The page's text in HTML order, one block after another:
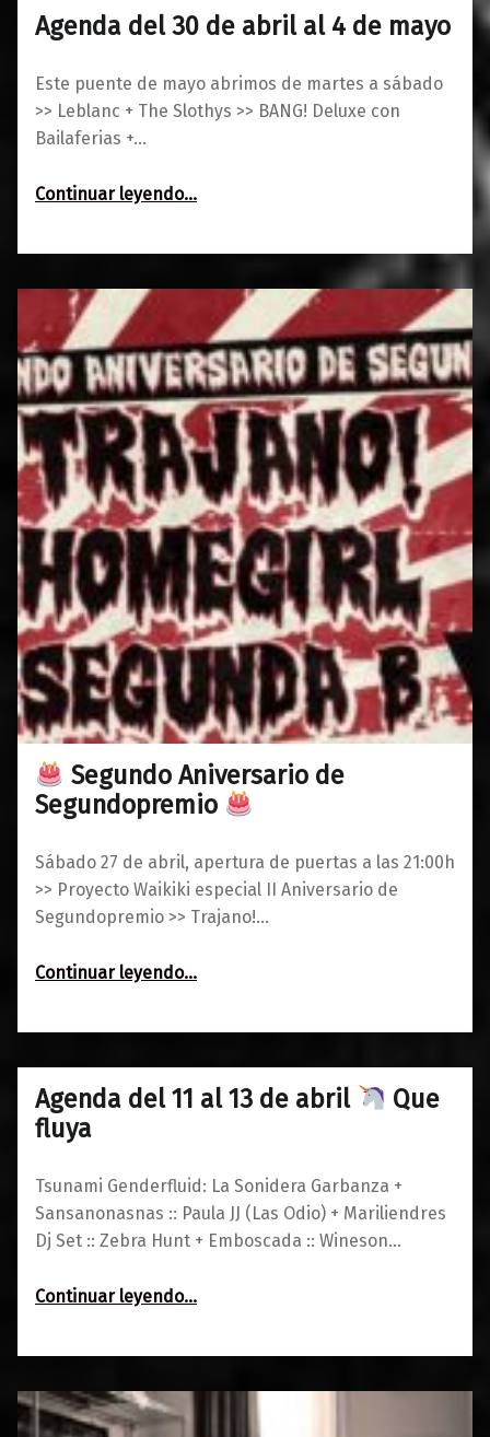
Agenda del 30 de abril al 4 de mayo
Este puente de mayo abrimos de martes a sábado
>> Leblanc + The Slothys >> BANG! Deluxe con
Bailaferias +…
Continuar leyendo“Agenda del 30 de abril al 4 de mayo”
…
30/04/20190
Maravillas
Segundo Aniversario de
Segundopremio
Sábado 27 de abril, apertura de puertas a las 21:00h
>> Proyecto Waikiki especial II Aniversario de
Segundopremio >> Trajano!…
Continuar leyendoSegundo Aniversario de Segundopremio
…
21/04/2019
0
Maravillas
Agenda del 11 al 13 de abril
Que
fluya
Tsunami Genderfluid: La Sonidera Garbanza +
Sansanonasnas :: Paula JJ (Las Odio) + Mariliendres
Dj Set :: Zebra Hunt + Emboscada :: Wineson…
Continuar leyendo“Agenda del 11 al 13 de abril
Que fluya”
…
08/04/2019
0
Maravillas